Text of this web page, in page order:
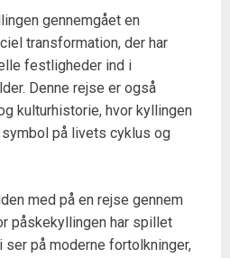
gennemgået en
transformation, der har
festligheder ind i
Denne rejse er også
kulturhistorie, hvor kyllingen
på livets cyklus og
med på en rejse gennem
påskekyllingen har spillet
på moderne fortolkninger,